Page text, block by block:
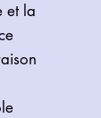
et la